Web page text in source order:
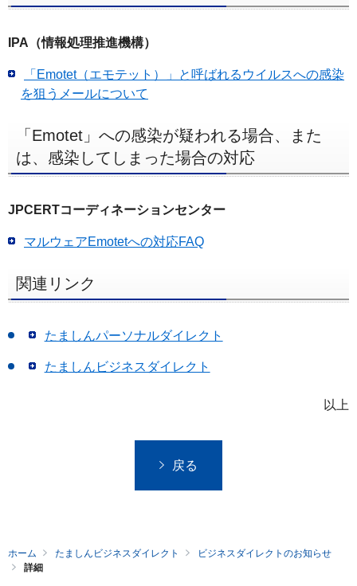
ュ
へ
IPA（情報処理推進機構）
「Emotet（エモテット）」と呼ばれるウイルスへの感染
を狙うメールについて
「Emotet」への感染が疑われる場合、また
は、感染してしまった場合の対応
JPCERTコーディネーションセンター
マルウェアEmotetへの対応FAQ
関連リンク
たましんパーソナルダイレクト
たましんビジネスダイレクト
以上
戻る
ホーム たましんビジネスダイレクト
ビジネスダイレクトのお知らせ
詳細